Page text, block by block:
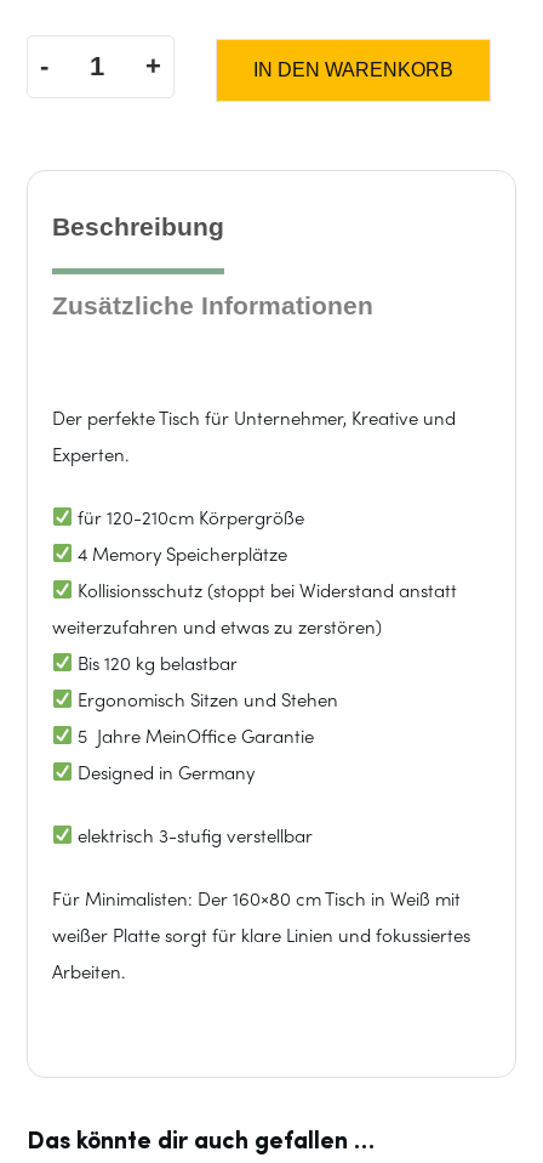
-
MO
160x80cm
Weiß
Weiß
Menge
+ IN DEN WARENKORB
Beschreibung
Zusätzliche Informationen
Der perfekte Tisch für Unternehmer, Kreative und
Experten.
für 120-210cm Körpergröße
4 Memory Speicherplätze
Kollisionsschutz (stoppt bei Widerstand anstatt
weiterzufahren und etwas zu zerstören)
Bis 120 kg belastbar
Ergonomisch Sitzen und Stehen
5 Jahre MeinOffice Garantie
Designed in Germany
elektrisch 3-stufig verstellbar
Für Minimalisten: Der 160×80 cm Tisch in Weiß mit
weißer Platte sorgt für klare Linien und fokussiertes
Arbeiten.
Das könnte dir auch gefallen …